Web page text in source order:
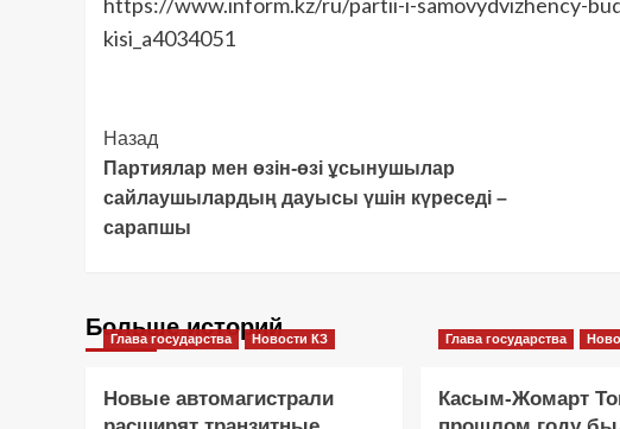
kisi_a4034051
Post
Navigation
Назад
Партиялар мен өзін-өзі ұсынушылар
сайлаушылардың дауысы үшін күреседі –
сарапшы
Больше историй
Глава государства Новости КЗ
Новые автомагистрали
Глава государства
Касым-Жомарт